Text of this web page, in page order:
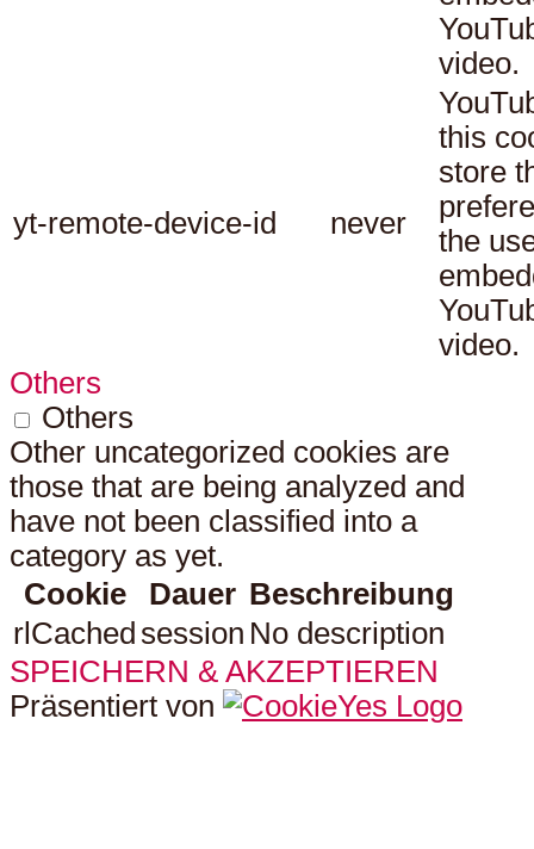
video.
yt-remote-device-id never
this
store
the
video.
Others
Others
Other uncategorized cookies are
those that are being analyzed and
have not been classified into a
category as yet.
Cookie
Dauer Beschreibung
rlCached session No description
SPEICHERN & AKZEPTIEREN
Präsentiert von